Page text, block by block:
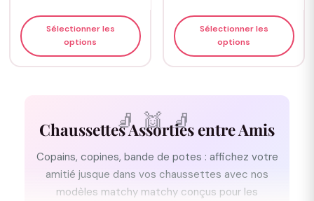
Sélectionner les
options
Sélectionner les
options
Chaussettes Assortiesentre Amis
Copains, copines, bande de potes : affichez votre
amitié jusque dans vos chaussettes avec nos
modèles matchy matchy conçus pour les